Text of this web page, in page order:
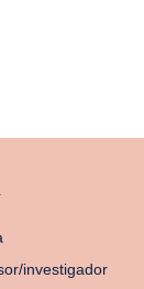
investigador